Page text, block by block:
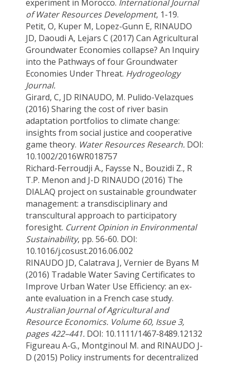
experiment in Morocco. International Journal
of Water Resources Development, 1-19.
Petit, O, Kuper M, Lopez-Gunn E, RINAUDO
JD, Daoudi A, Lejars C (2017) Can Agricultural
Groundwater Economies collapse? An Inquiry
into the Pathways of four Groundwater
Economies Under Threat. Hydrogeology
Journal.
Girard, C, JD RINAUDO, M. Pulido-Velazques
(2016) Sharing the cost of river basin
adaptation portfolios to climate change:
insights from social justice and cooperative
game theory. Water Resources Research. DOI:
10.1002/2016WR018757
Richard-Ferroudji A., Faysse N., Bouzidi Z., R
T.P. Menon and J-D RINAUDO (2016) The
DIALAQ project on sustainable groundwater
management: a transdisciplinary and
transcultural approach to participatory
foresight. Current Opinion in Environmental
Sustainability, pp. 56-60. DOI:
10.1016/j.cosust.2016.06.002
RINAUDO JD, Calatrava J, Vernier de Byans M
(2016) Tradable Water Saving Certificates to
Improve Urban Water Use Efficiency: an ex-
ante evaluation in a French case study.
Australian Journal of Agricultural and
Resource Economics. Volume 60, Issue 3,
pages 422–441. DOI: 10.1111/1467-8489.12132
Figureau A-G., Montginoul M. and RINAUDO J-
D (2015) Policy instruments for decentralized